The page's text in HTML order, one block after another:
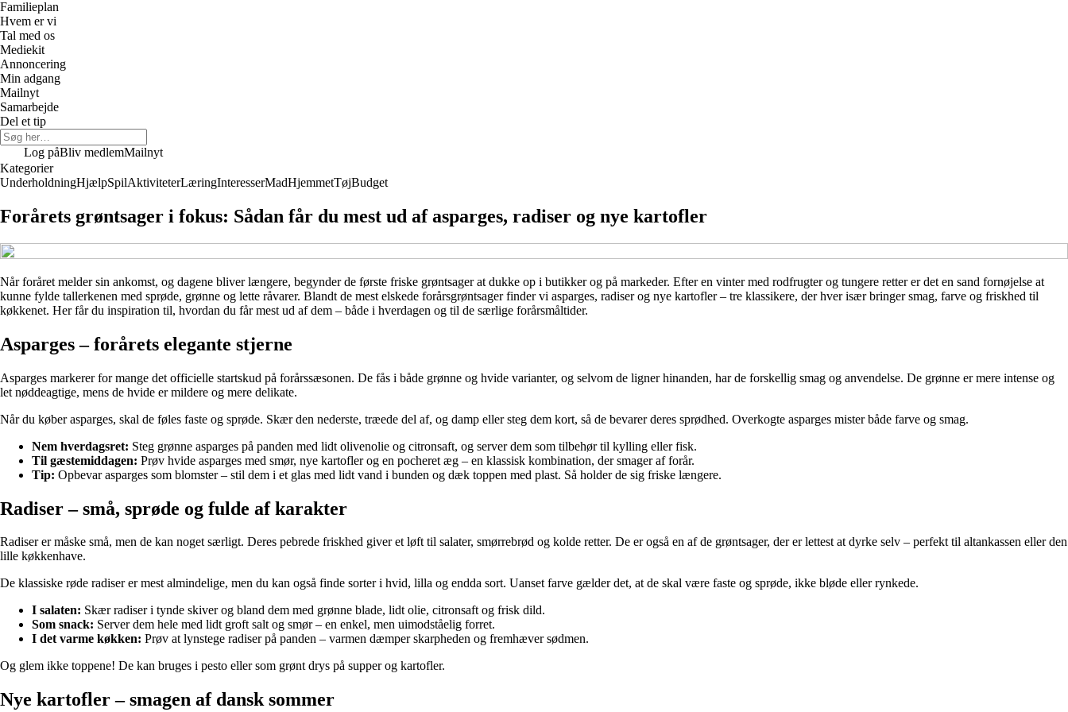
Familieplan
Hvem er vi
Tal med os
Mediekit
Annoncering
Min adgang
Mailnyt
Samarbejde
Del et tip
Log påBliv medlemMailnyt
Kategorier
UnderholdningHjælpSpilAktiviteterLæringInteresserMadHjemmetTøjBudget
Forårets grøntsager i fokus: Sådan får du mest ud af asparges, radiser og nye kartofler
Når foråret melder sin ankomst, og dagene bliver længere, begynder de første friske grøntsager at dukke op i butikker og på markeder. Efter en vinter med rodfrugter og tungere retter er det en sand fornøjelse at
kunne fylde tallerkenen med sprøde, grønne og lette råvarer. Blandt de mest elskede forårsgrøntsager finder vi asparges, radiser og nye kartofler – tre klassikere, der hver især bringer smag, farve og friskhed til
køkkenet. Her får du inspiration til, hvordan du får mest ud af dem – både i hverdagen og til de særlige forårsmåltider.
Asparges – forårets elegante stjerne
Asparges markerer for mange det officielle startskud på forårssæsonen. De fås i både grønne og hvide varianter, og selvom de ligner hinanden, har de forskellig smag og anvendelse. De grønne er mere intense og
let nøddeagtige, mens de hvide er mildere og mere delikate.
Når du køber asparges, skal de føles faste og sprøde. Skær den nederste, træede del af, og damp eller steg dem kort, så de bevarer deres sprødhed. Overkogte asparges mister både farve og smag.
Nem hverdagsret: Steg grønne asparges på panden med lidt olivenolie og citronsaft, og server dem som tilbehør til kylling eller fisk.
Til gæstemiddagen: Prøv hvide asparges med smør, nye kartofler og en pocheret æg – en klassisk kombination, der smager af forår.
Tip: Opbevar asparges som blomster – stil dem i et glas med lidt vand i bunden og dæk toppen med plast. Så holder de sig friske længere.
Radiser – små, sprøde og fulde af karakter
Radiser er måske små, men de kan noget særligt. Deres pebrede friskhed giver et løft til salater, smørrebrød og kolde retter. De er også en af de grøntsager, der er lettest at dyrke selv – perfekt til altankassen eller den
lille køkkenhave.
De klassiske røde radiser er mest almindelige, men du kan også finde sorter i hvid, lilla og endda sort. Uanset farve gælder det, at de skal være faste og sprøde, ikke bløde eller rynkede.
I salaten: Skær radiser i tynde skiver og bland dem med grønne blade, lidt olie, citronsaft og frisk dild.
Som snack: Server dem hele med lidt groft salt og smør – en enkel, men uimodståelig forret.
I det varme køkken: Prøv at lynstege radiser på panden – varmen dæmper skarpheden og fremhæver sødmen.
Og glem ikke toppene! De kan bruges i pesto eller som grønt drys på supper og kartofler.
Nye kartofler – smagen af dansk sommer